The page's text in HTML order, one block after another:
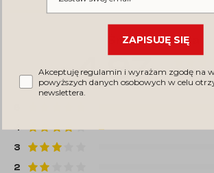
Średnia ocena
4.97 | 5 33 opinie
4
3
2
ZAPISUJĘ SIĘ
Akceptuję regulamin i wyrażam zgodę na
powyższych danych osobowych w celu
newslettera.